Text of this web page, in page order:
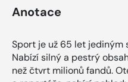
Anotace
Sport je už 65 let jediným
Nabízí silný a pestrý
než čtvrt milionů fandů.